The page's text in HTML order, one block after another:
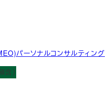
パーソナルコンサルティング
）